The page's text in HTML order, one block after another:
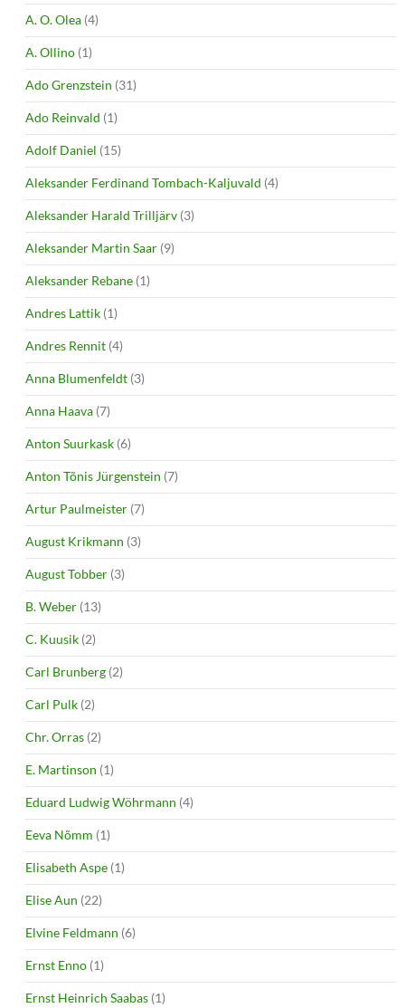
A. O. Olea (4)
A. Ollino (1)
Ado Grenzstein (31)
Ado Reinvald (1)
Adolf Daniel (15)
Aleksander Ferdinand Tombach-Kaljuvald (4)
Aleksander Harald Trilljärv (3)
Aleksander Martin Saar (9)
Aleksander Rebane (1)
Andres Lattik (1)
Andres Rennit (4)
Anna Blumenfeldt (3)
Anna Haava (7)
Anton Suurkask (6)
Anton Tõnis Jürgenstein (7)
Artur Paulmeister (7)
August Krikmann (3)
August Tobber (3)
B. Weber (13)
C. Kuusik (2)
Carl Brunberg (2)
Carl Pulk (2)
Chr. Orras (2)
E. Martinson (1)
Eduard Ludwig Wöhrmann (4)
Eeva Nõmm (1)
Elisabeth Aspe (1)
Elise Aun (22)
Elvine Feldmann (6)
Ernst Enno (1)
Ernst Heinrich Saabas (1)